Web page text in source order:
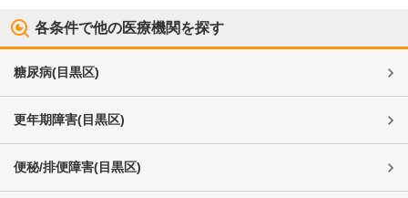
各条件で他の医療機関を探す
糖尿病(目黒区)
更年期障害(目黒区)
便秘/排便障害(目黒区)